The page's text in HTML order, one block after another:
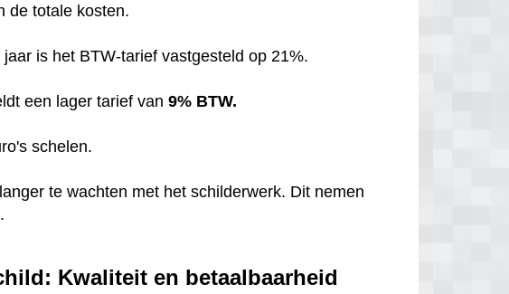
de totale kosten.
is het BTW-tarief vastgesteld op 21%.
een lager tarief van9% BTW.
schelen.
te wachten met het schilderwerk. Dit nemen
Kwaliteit en betaalbaarheid